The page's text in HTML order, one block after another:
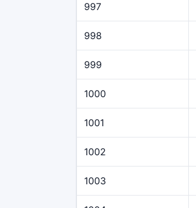
997
998
999
1000
1001
1002
1003